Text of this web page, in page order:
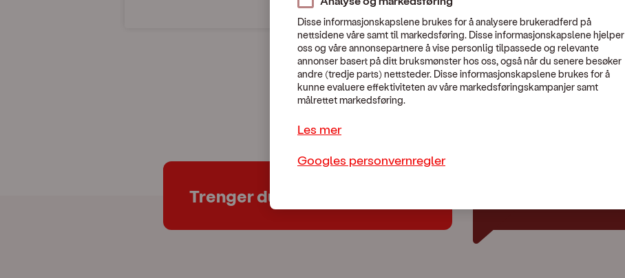
En uventet feil skjedde.
Vennligst kontakt Kundeservice:479 44 444
Trenger du hjelp?
Disse informasjonskapslene brukes for å analysere brukeradferd på
nettsidene våre samt til markedsføring. Disse informasjonskapslene hjelper
oss og våre annonsepartnere å vise personlig tilpassede og relevante
annonser basert på ditt bruksmønster hos oss, også når du senere besøker
andre (tredje parts) nettsteder. Disse informasjonskapslene brukes for å
kunne evaluere effektiviteten av våre markedsføringskampanjer samt
målrettet markedsføring.
Les mer
Googles personvernregler